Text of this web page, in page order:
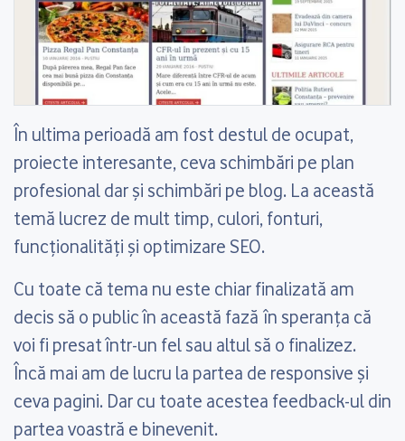
În ultima perioadă am fost destul de ocupat,
proiecte interesante, ceva schimbări pe plan
profesional dar și schimbări pe blog. La această
temă lucrez de mult timp, culori, fonturi,
funcționalități și optimizare SEO.
Cu toate că tema nu este chiar finalizată am
decis să o public în această fază în speranța că
voi fi presat într-un fel sau altul să o finalizez.
Încă mai am de lucru la partea de responsive și
ceva pagini. Dar cu toate acestea feedback-ul din
partea voastră e binevenit.